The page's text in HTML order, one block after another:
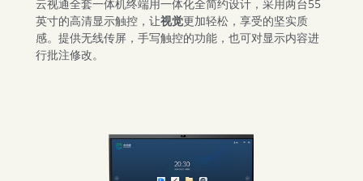
云视通全套一体机终端用一体化全简约设计，采用两台55
英寸的高清显示触控，让视觉更加轻松，享受的坚实质
感。提供无线传屏，手写触控的功能，也可对显示内容进
行批注修改。